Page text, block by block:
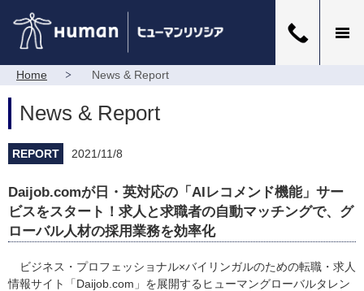
Home News & Report
News & Report
REPORT 2021/11/8
Daijob.comが日・英対応の「AIレコメンド機能」サー
ビスをスタート！求人と求職者の自動マッチングで、グ
ローバル人材の採用業務を効率化
ビジネス・プロフェッショナル×バイリンガルのための転職・求人
情報サイト「Daijob.com」を展開するヒューマングローバルタレン